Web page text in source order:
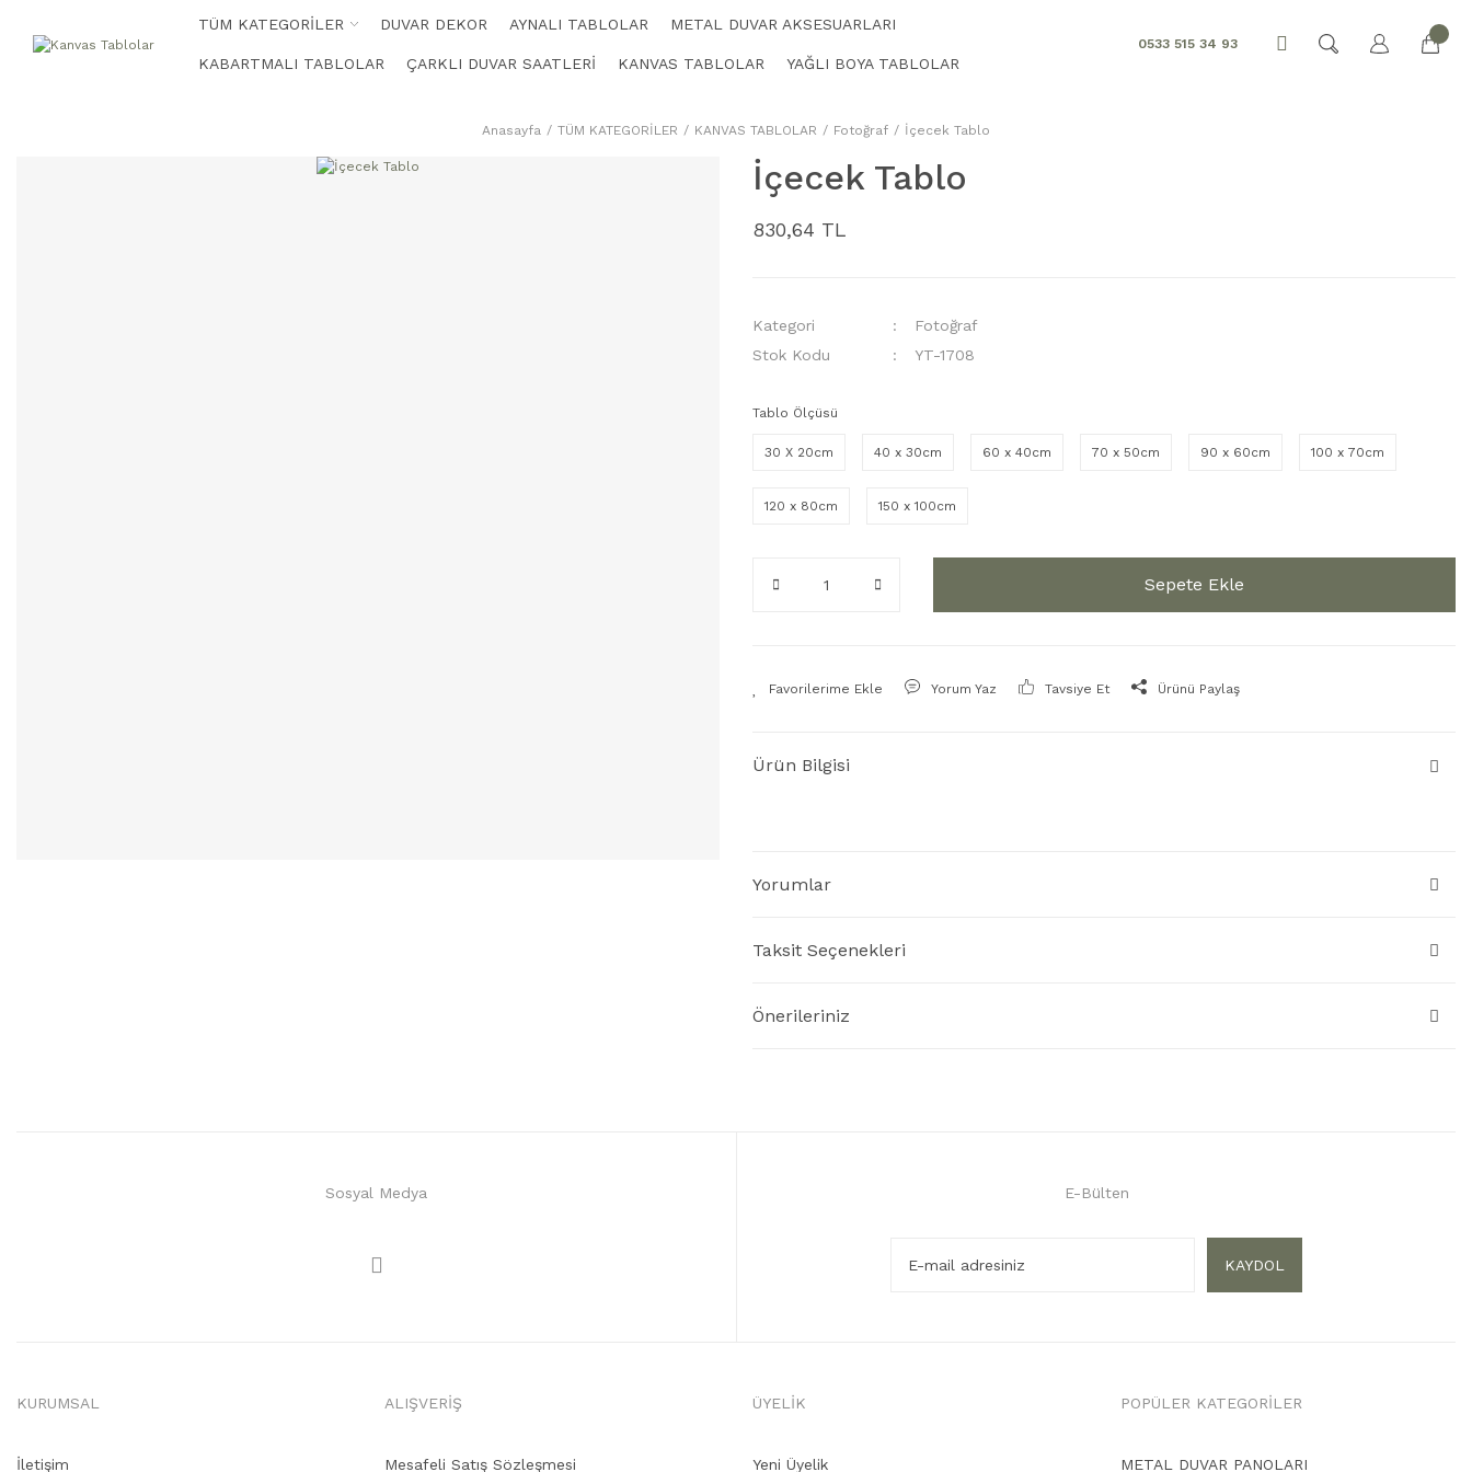
TÜM KATEGORİLER DUVAR DEKOR AYNALI TABLOLAR METAL DUVAR AKSESUARLARI
KABARTMALI TABLOLAR ÇARKLI DUVAR SAATLERİ KANVAS TABLOLAR YAĞLI BOYA TABLOLAR
0533 515 34 93
Anasayfa TÜM KATEGORİLER KANVAS TABLOLAR Fotoğraf İçecek Tablo
İçecek Tablo
830,64 TL
Kategori
Fotoğraf
Stok Kodu
YT-1708
Tablo Ölçüsü
30 X 20cm 40 x 30cm 60 x 40cm 70 x 50cm 90 x 60cm 100 x 70cm
120 x 80cm 150 x 100cm
Sepete Ekle
Yorum Yaz Tavsiye Et Ürünü Paylaş
Ürün Bilgisi
Yorumlar
Taksit Seçenekleri
Önerileriniz
Sosyal Medya E-Bülten
KAYDOL
KURUMSAL
İletişim
ALIŞVERİŞ
Mesafeli Satış Sözleşmesi
ÜYELİK
Yeni Üyelik
POPÜLER KATEGORİLER
METAL DUVAR PANOLARI